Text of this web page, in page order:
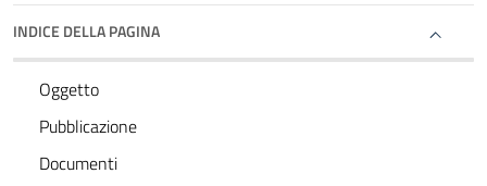
INDICE DELLA PAGINA
Oggetto
Pubblicazione
Documenti